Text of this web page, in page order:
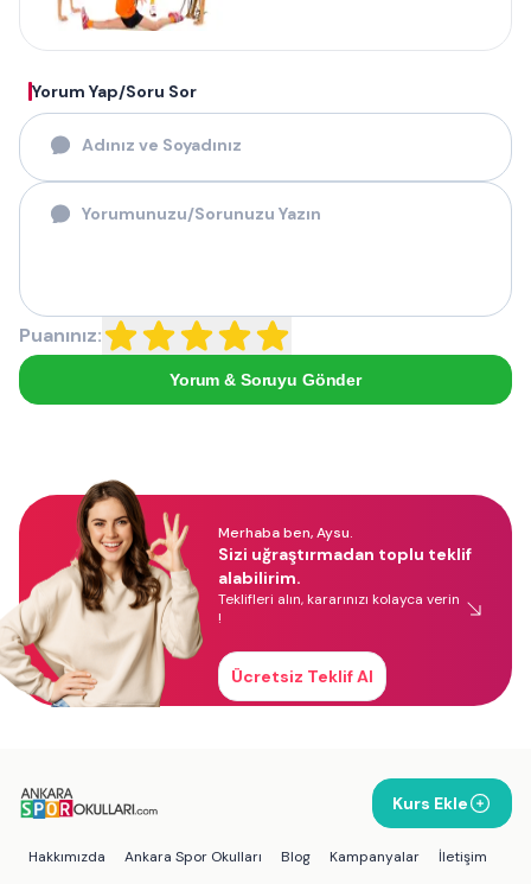
Yorum Yap/Soru Sor
Puanınız:
Yorum & Soruyu Gönder
Merhaba ben, Aysu.
Sizi uğraştırmadan toplu teklif
alabilirim.
Teklifleri alın, kararınızı kolayca verin
!
Ücretsiz Teklif Al
Kurs Ekle
Hakkımızda Ankara Spor Okulları Blog Kampanyalar İletişim